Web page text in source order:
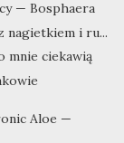
— Bosphaera
nagietkiem i ru...
mnie ciekawią
Aloe —